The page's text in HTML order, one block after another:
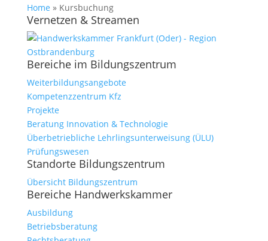
Home » Kursbuchung
Vernetzen & Streamen
Bereiche im Bildungszentrum
Weiterbildungsangebote
Kompetenzzentrum Kfz
Projekte
Beratung Innovation & Technologie
Überbetriebliche Lehrlingsunterweisung (ÜLU)
Prüfungswesen
Standorte Bildungszentrum
Übersicht Bildungszentrum
Bereiche Handwerkskammer
Ausbildung
Betriebsberatung